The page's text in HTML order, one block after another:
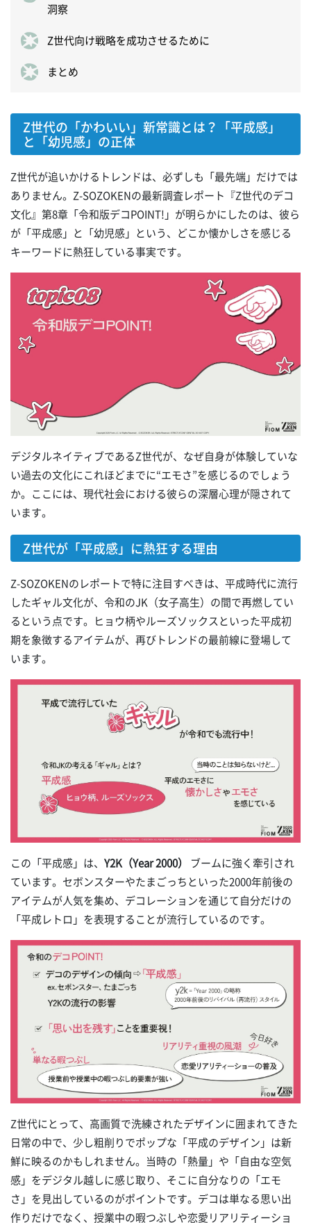
洞察
Z世代向け戦略を成功させるために
まとめ
Z世代の「かわいい」新常識とは？「平成感」
と「幼児感」の正体
Z世代が追いかけるトレンドは、必ずしも「最先端」だけでは
ありません。Z-SOZOKENの最新調査レポート『Z世代のデコ
文化』第8章「令和版デコPOINT!」が明らかにしたのは、彼ら
が「平成感」と「幼児感」という、どこか懐かしさを感じる
キーワードに熱狂している事実です。
デジタルネイティブであるZ世代が、なぜ自身が体験していな
い過去の文化にこれほどまでに“エモさ”を感じるのでしょう
か。ここには、現代社会における彼らの深層心理が隠されて
います。
Z世代が「平成感」に熱狂する理由
Z-SOZOKENのレポートで特に注目すべきは、平成時代に流行
したギャル文化が、令和のJK（女子高生）の間で再燃してい
るという点です。ヒョウ柄やルーズソックスといった平成初
期を象徴するアイテムが、再びトレンドの最前線に登場して
います。
この「平成感」は、 Y2K（Year 2000）
ブームに強く牽引され
ています。セボンスターやたまごっちといった2000年前後の
アイテムが人気を集め、デコレーションを通じて自分だけの
「平成レトロ」を表現することが流行しているのです。
Z世代にとって、高画質で洗練されたデザインに囲まれてきた
日常の中で、少し粗削りでポップな「平成のデザイン」は新
鮮に映るのかもしれません。当時の「熱量」や「自由な空気
感」をデジタル越しに感じ取り、そこに自分なりの「エモ
さ」を見出しているのがポイントです。デコは単なる思い出
作りだけでなく、授業中の暇つぶしや恋愛リアリティーショ